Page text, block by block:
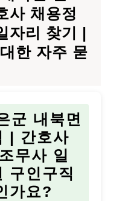
사 채용정
자리 찾기 |
한 자주 묻
군 내북면
| 간호사
무사 일
구인구직
가요?